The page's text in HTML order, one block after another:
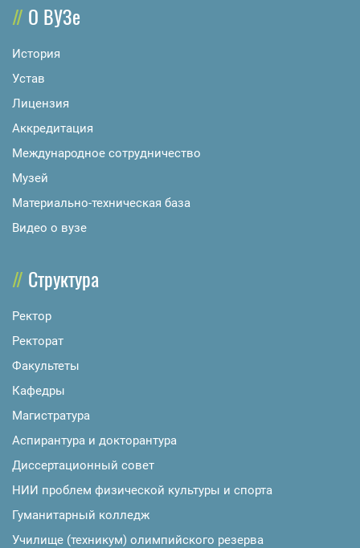
О ВУЗе
История
Устав
Лицензия
Аккредитация
Международное сотрудничество
Музей
Материально-техническая база
Видео о вузе
Структура
Ректор
Ректорат
Факультеты
Кафедры
Магистратура
Аспирантура и докторантура
Диссертационный совет
НИИ проблем физической культуры и спорта
Гуманитарный колледж
Училище (техникум) олимпийского резерва